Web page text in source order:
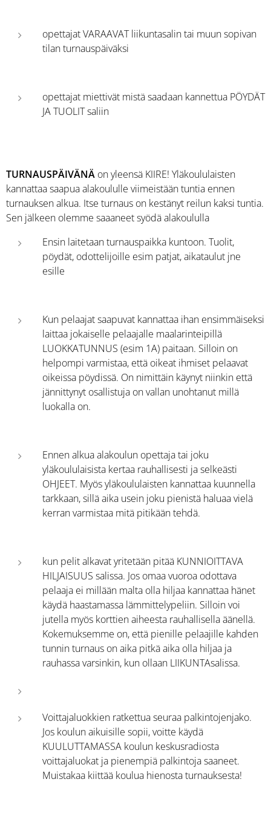
opettajat VARAAVAT liikuntasalin tai muun sopivan
tilan turnauspäiväksi
opettajat miettivät mistä saadaan kannettua PÖYDÄT
JA TUOLIT saliin
TURNAUSPÄIVÄNÄ on yleensä KIIRE! Yläkoululaisten
kannattaa saapua alakoululle viimeistään tuntia ennen
turnauksen alkua. Itse turnaus on kestänyt reilun kaksi tuntia.
Sen jälkeen olemme saaaneet syödä alakoululla
Ensin laitetaan turnauspaikka kuntoon. Tuolit,
pöydät, odottelijoille esim patjat, aikataulut jne
esille
Kun pelaajat saapuvat kannattaa ihan ensimmäiseksi
laittaa jokaiselle pelaajalle maalarinteipillä
LUOKKATUNNUS (esim 1A) paitaan. Silloin on
helpompi varmistaa, että oikeat ihmiset pelaavat
oikeissa pöydissä. On nimittäin käynyt niinkin että
jännittynyt osallistuja on vallan unohtanut millä
luokalla on.
Ennen alkua alakoulun opettaja tai joku
yläkoululaisista kertaa rauhallisesti ja selkeästi
OHJEET. Myös yläkoululaisten kannattaa kuunnella
tarkkaan, sillä aika usein joku pienistä haluaa vielä
kerran varmistaa mitä pitikään tehdä.
kun pelit alkavat yritetään pitää KUNNIOITTAVA
HILJAISUUS salissa. Jos omaa vuoroa odottava
pelaaja ei millään malta olla hiljaa kannattaa hänet
käydä haastamassa lämmittelypeliin. Silloin voi
jutella myös korttien aiheesta rauhallisella äänellä.
Kokemuksemme on, että pienille pelaajille kahden
tunnin turnaus on aika pitkä aika olla hiljaa ja
rauhassa varsinkin, kun ollaan LIIKUNTAsalissa.
Voittajaluokkien ratkettua seuraa palkintojenjako.
Jos koulun aikuisille sopii, voitte käydä
KUULUTTAMASSA koulun keskusradiosta
voittajaluokat ja pienempiä palkintoja saaneet.
Muistakaa kiittää koulua hienosta turnauksesta!